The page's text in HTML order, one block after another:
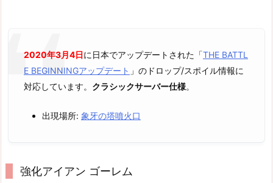
2020年3月4日に日本でアップデートされた「THE BATTL
E BEGINNINGアップデート 」のドロップ/スポイル情報に
対応しています。 クラシックサーバー仕様。
出現場所: 象牙の塔噴火口
強化アイアン ゴーレム